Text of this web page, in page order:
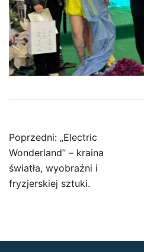
Nawigacja
wpisu
Poprzedni: „Electric
Wonderland” – kraina
światła, wyobraźni i
fryzjerskiej sztuki.